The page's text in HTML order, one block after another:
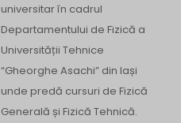
universitar în cadrul
Departamentului de Fizică a
Universității Tehnice
“Gheorghe Asachi” din Iași
unde predă cursuri de Fizică
Generală și Fizică Tehnică.